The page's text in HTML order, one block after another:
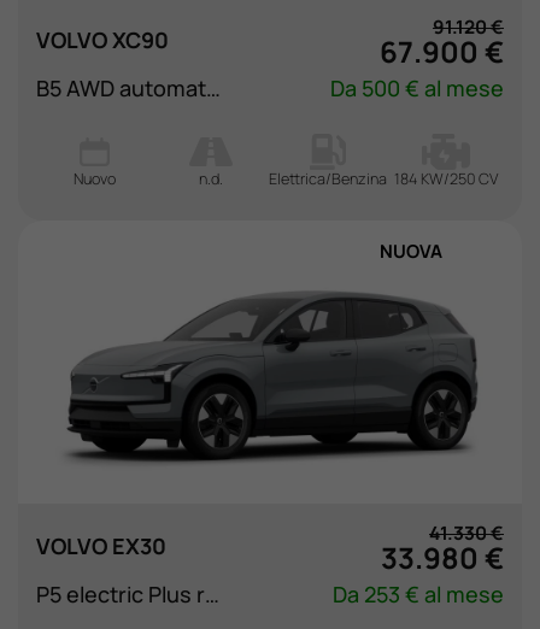
VOLVO XC90 91.120 €
67.900 €
B5 AWD automatico 7 posti Plus Bright Da 500 € al mese
Nuovo n.d. Elettrica/Benzina 184 KW/250 CV
NUOVA
VOLVO EX30 41.330 €
33.980 €
P5 electric Plus rwd Da 253 € al mese